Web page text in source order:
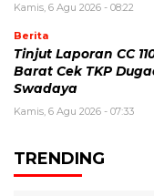
Kamis, 6 Agu 2026 - 08:22
Berita
Tinjut Laporan CC
Barat Cek TKP
Swadaya
Kamis, 6 Agu 2026 - 07:33
TRENDING